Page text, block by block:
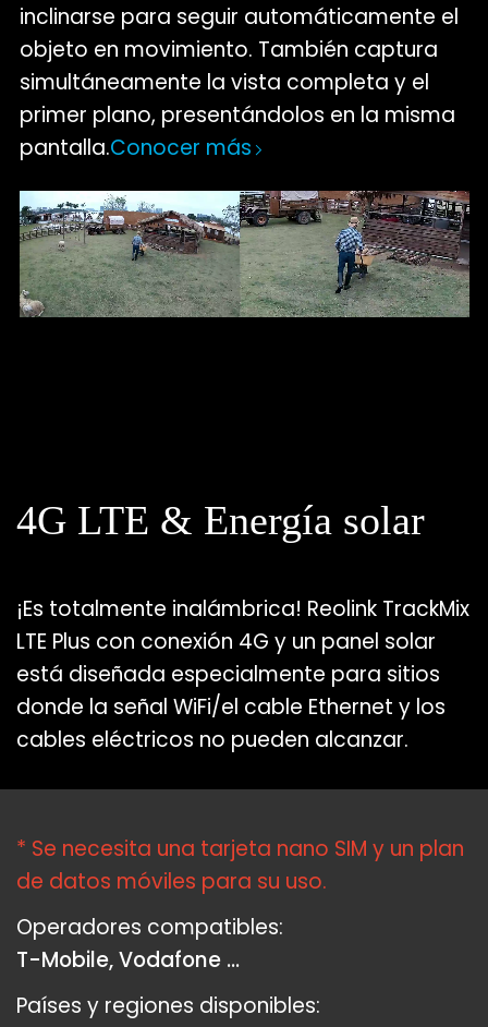
inclinarse para seguir automáticamente el
objeto en movimiento. También captura
simultáneamente la vista completa y el
primer plano, presentándolos en la misma
pantalla.Conocer más
4G LTE & Energía solar
¡Es totalmente inalámbrica! Reolink TrackMix
LTE Plus con conexión 4G y un panel solar
está diseñada especialmente para sitios
donde la señal WiFi/el cable Ethernet y los
cables eléctricos no pueden alcanzar.
* Se necesita una tarjeta nano SIM y un plan
de datos móviles para su uso.
Operadores compatibles:
T-Mobile, Vodafone ...
Países y regiones disponibles: